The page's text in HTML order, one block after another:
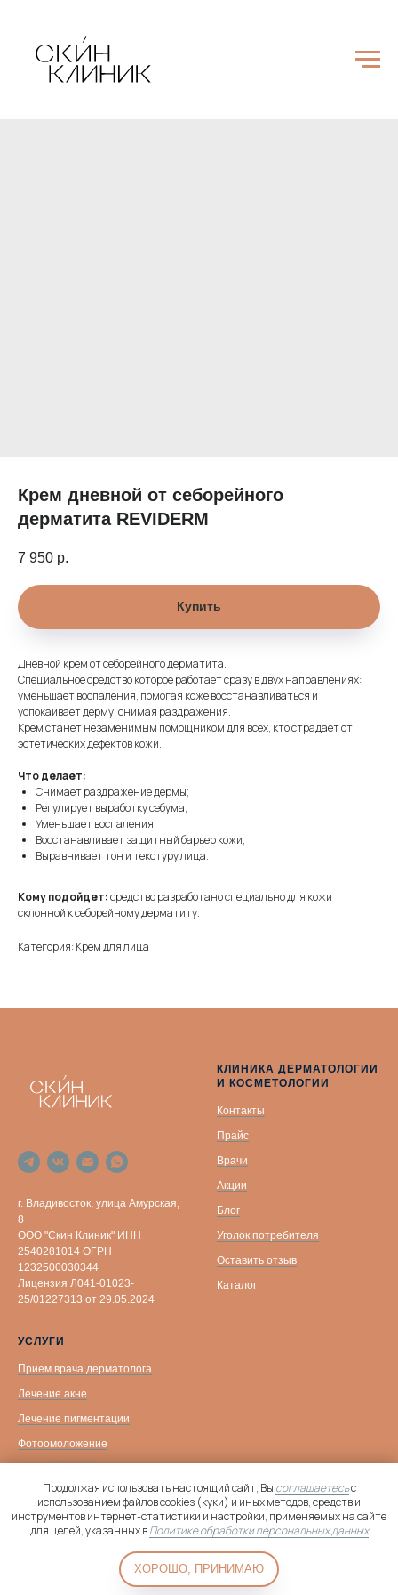
Крем дневной от себорейного
дерматита REVIDERM
7 950 р.
Купить
Дневной крем от себорейного дерматита.
Специальное средство которое работает сразу в двух направлениях:
уменьшает воспаления, помогая коже восстанавливаться и
успокаивает дерму, снимая раздражения.
Крем станет незаменимым помощником для всех, кто страдает от
эстетических дефектов кожи.
Что делает:
Снимает раздражение дермы;
Регулирует выработку себума;
Уменьшает воспаления;
Восстанавливает защитный барьер кожи;
Выравнивает тон и текстуру лица.
Кому подойдет:средство разработано специально для кожи
склонной к себорейному дерматиту.
Категория: Крем для лица
Продолжая использовать настоящий сайт, Вы соглашаетесьс
использованием файлов cookies (куки) и иных методов, средств и
инструментов интернет-статистики и настройки, применяемых на сайте
для целей, указанных вПолитике обработки персональных данных
ХОРОШО, ПРИНИМАЮ
г. Владивосток, улица Амурская,
8
ООО "Скин Клиник" ИНН
2540281014 ОГРН
1232500030344
Лицензия Л041-01023-
25/01227313 от 29.05.2024
КЛИНИКА ДЕРМАТОЛОГИИ
И КОСМЕТОЛОГИИ
Контакты
Прайс
Врачи
Акции
Блог
Уголок потребителя
Оставить отзыв
Каталог
УСЛУГИ
Прием врача дерматолога
Лечение акне
Лечение пигментации
Фотоомоложение
Уходовые процедуры
Контурная пластика
Онлайн-